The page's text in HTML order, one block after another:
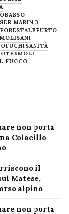
MARINO
FORESTALE FURTO
MOLISANI
SANITÀ
TERMOLI
FUOCO
non porta
Colacillo
il
Matese,
alpino
non porta